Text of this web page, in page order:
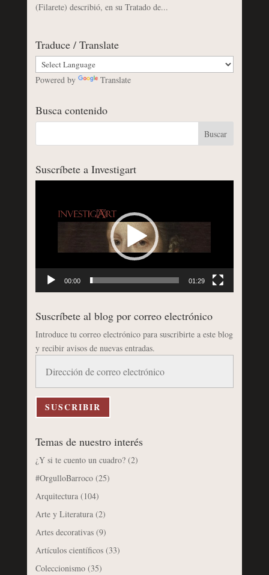
(Filarete) describió, en su Tratado de...
Traduce / Translate
Powered by Translate
Busca contenido
Suscríbete a Investigart
00:00 01:29
Suscríbete al blog por correo electrónico
Introduce tu correo electrónico para suscribirte a este blog
y recibir avisos de nuevas entradas.
correo
electrónico
SUSCRIBIR
Temas de nuestro interés
¿Y si te cuento un cuadro?(2)
#OrgulloBarroco(25)
Arquitectura(104)
Arte y Literatura(2)
Artes decorativas(9)
Artículos científicos(33)
Coleccionismo(35)